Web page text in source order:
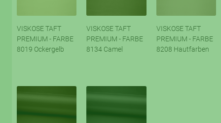
VISKOSE TAFT
PREMIUM - FARBE
8019 Ockergelb
VISKOSE TAFT
PREMIUM - FARBE
8134 Camel
VISKOSE TAFT
PREMIUM - FARBE
8208 Hautfarben